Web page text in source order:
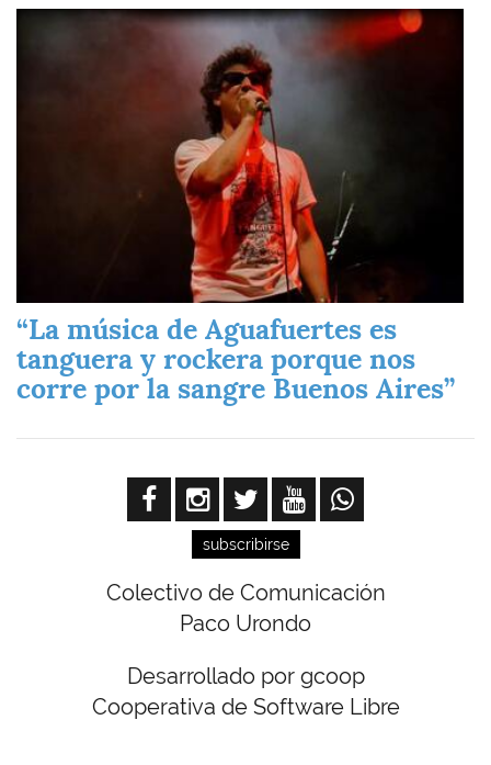
Imagen
“La música de Aguafuertes es
tanguera y rockera porque nos
corre por la sangre Buenos Aires”
subscribirse
Colectivo de Comunicación
Paco Urondo
Desarrollado por gcoop
Cooperativa de Software Libre